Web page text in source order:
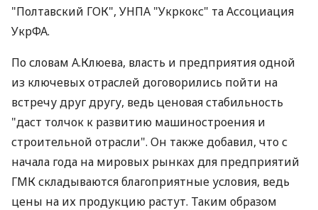
"Полтавский ГОК", УНПА "Укркокс" та Ассоциация
УкрФА.
По словам А.Клюева, власть и предприятия одной
из ключевых отраслей договорились пойти на
встречу друг другу, ведь ценовая стабильность
"даст толчок к развитию машиностроения и
строительной отрасли". Он также добавил, что с
начала года на мировых рынках для предприятий
ГМК складываются благоприятные условия, ведь
цены на их продукцию растут. Таким образом